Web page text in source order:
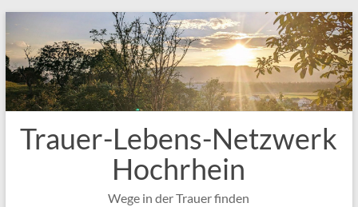
Inhalt
springen
Trauer-Lebens-Netzwerk
Hochrhein
Wege in der Trauer finden